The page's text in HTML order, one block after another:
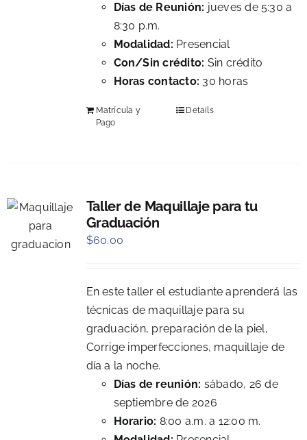
Días de Reunión: jueves de 5:30 a
8:30 p.m.
Modalidad: Presencial
Con/Sin crédito: Sin crédito
Horas contacto: 30 horas
Matrícula y
Pago
Details
Taller de Maquillaje para tu
Graduación
$60.00
En este taller el estudiante aprenderá las
técnicas de maquillaje para su
graduación, preparación de la piel,
Corrige imperfecciones, maquillaje de
día a la noche.
Días de reunión: sábado, 26 de
septiembre de 2026
Horario: 8:00 a.m. a 12:00 m.